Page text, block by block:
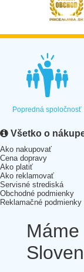
Popredná spoločnosť
Všetko o
Ako nakupovať
Cena dopravy
Ako platiť
Ako reklamovať
Servisné strediská
Obchodné podmienky
Reklamačné podmienky
Máme